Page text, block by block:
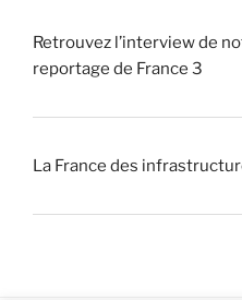
Retrouvez l’interview de
reportage de France 3
La France des